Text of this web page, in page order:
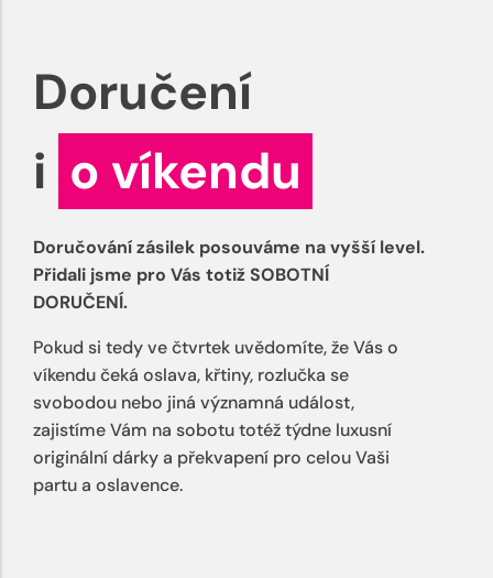
Doručení
i o víkendu
Doručování zásilek posouváme na vyšší level.
Přidali jsme pro Vás totiž SOBOTNÍ
DORUČENÍ.
Pokud si tedy ve čtvrtek uvědomíte, že Vás o
víkendu čeká oslava, křtiny, rozlučka se
svobodou nebo jiná významná událost,
zajistíme Vám na sobotu totéž týdne luxusní
originální dárky a překvapení pro celou Vaši
partu a oslavence.